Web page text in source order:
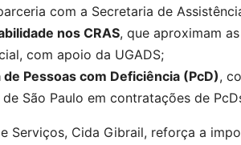
com a Secretaria de
nos CRAS, que aproximam
com apoio da UGADS;
Pessoas com Deficiência (PcD),
São Paulo em contratações de
Serviços, Cida Gibrail, reforça a